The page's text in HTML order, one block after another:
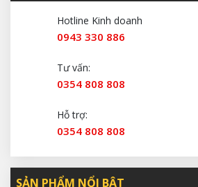
Hotline Kinh doanh
0943 330 886
Tư vấn:
0354 808 808
Hỗ trợ:
0354 808 808
SẢN PHẨM NỔI BẬT